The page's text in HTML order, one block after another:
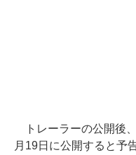
トレーラーの公開後
月19日に公開すると予